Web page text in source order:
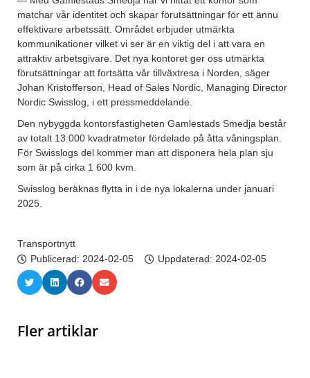
matchar vår identitet och skapar förutsättningar för ett ännu
effektivare arbetssätt. Området erbjuder utmärkta
kommunikationer vilket vi ser är en viktig del i att vara en
attraktiv arbetsgivare. Det nya kontoret ger oss utmärkta
förutsättningar att fortsätta vår tillväxtresa i Norden, säger
Johan Kristofferson, Head of Sales Nordic, Managing Director
Nordic Swisslog, i ett pressmeddelande.
Den nybyggda kontorsfastigheten Gamlestads Smedja består
av totalt 13 000 kvadratmeter fördelade på åtta våningsplan.
För Swisslogs del kommer man att disponera hela plan sju
som är på cirka 1 600 kvm.
Swisslog beräknas flytta in i de nya lokalerna under januari
2025.
Transportnytt
Publicerad: 2024-02-05 Uppdaterad: 2024-02-05
Fler artiklar